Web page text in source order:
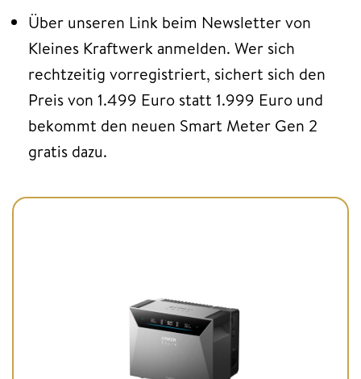
Über unseren Link beim Newsletter von
Kleines Kraftwerk anmelden. Wer sich
rechtzeitig vorregistriert, sichert sich den
Preis von 1.499 Euro statt 1.999 Euro und
bekommt den neuen Smart Meter Gen 2
gratis dazu.